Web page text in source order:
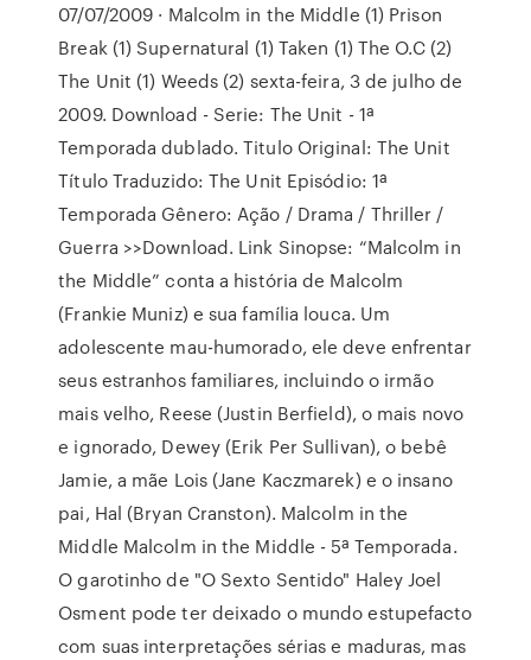
07/07/2009 · Malcolm in the Middle (1) Prison
Break (1) Supernatural (1) Taken (1) The O.C (2)
The Unit (1) Weeds (2) sexta-feira, 3 de julho de
2009. Download - Serie: The Unit - 1ª
Temporada dublado. Titulo Original: The Unit
Título Traduzido: The Unit Episódio: 1ª
Temporada Gênero: Ação / Drama / Thriller /
Guerra >>Download. Link Sinopse: “Malcolm in
the Middle” conta a história de Malcolm
(Frankie Muniz) e sua família louca. Um
adolescente mau-humorado, ele deve enfrentar
seus estranhos familiares, incluindo o irmão
mais velho, Reese (Justin Berfield), o mais novo
e ignorado, Dewey (Erik Per Sullivan), o bebê
Jamie, a mãe Lois (Jane Kaczmarek) e o insano
pai, Hal (Bryan Cranston). Malcolm in the
Middle Malcolm in the Middle - 5ª Temporada.
O garotinho de "O Sexto Sentido" Haley Joel
Osment pode ter deixado o mundo estupefacto
com suas interpretações sérias e maduras, mas